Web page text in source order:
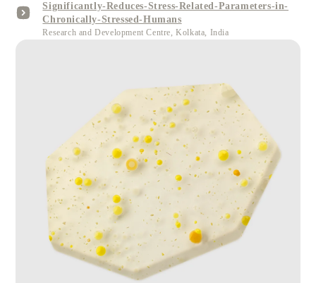
Significantly-Reduces-Stress-Related-Parameters-in-
Chronically-Stressed-Humans
Research and Development Centre, Kolkata, India